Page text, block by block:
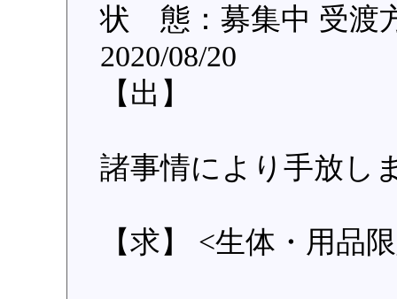
状 態：募集中 受渡
2020/08/20
【出】
諸事情により手放し
【求】 <生体・用品